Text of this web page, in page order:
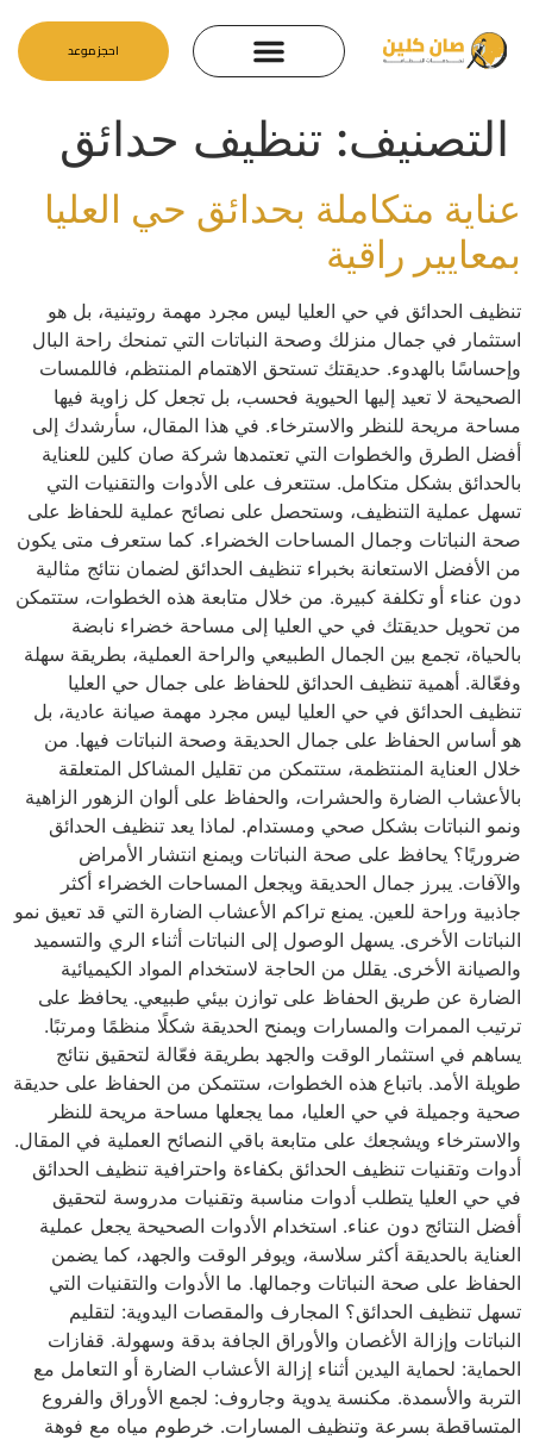
احجز موعد
التصنيف: تنظيف حدائق
عناية متكاملة بحدائق حي العليا
بمعايير راقية
تنظيف الحدائق في حي العليا ليس مجرد مهمة روتينية، بل هو
استثمار في جمال منزلك وصحة النباتات التي تمنحك راحة البال
وإحساسًا بالهدوء. حديقتك تستحق الاهتمام المنتظم، فاللمسات
الصحيحة لا تعيد إليها الحيوية فحسب، بل تجعل كل زاوية فيها
مساحة مريحة للنظر والاسترخاء. في هذا المقال، سأرشدك إلى
أفضل الطرق والخطوات التي تعتمدها شركة صان كلين للعناية
بالحدائق بشكل متكامل. ستتعرف على الأدوات والتقنيات التي
تسهل عملية التنظيف، وستحصل على نصائح عملية للحفاظ على
صحة النباتات وجمال المساحات الخضراء. كما ستعرف متى يكون
من الأفضل الاستعانة بخبراء تنظيف الحدائق لضمان نتائج مثالية
دون عناء أو تكلفة كبيرة. من خلال متابعة هذه الخطوات، ستتمكن
من تحويل حديقتك في حي العليا إلى مساحة خضراء نابضة
بالحياة، تجمع بين الجمال الطبيعي والراحة العملية، بطريقة سهلة
وفعّالة. أهمية تنظيف الحدائق للحفاظ على جمال حي العليا
تنظيف الحدائق في حي العليا ليس مجرد مهمة صيانة عادية، بل
هو أساس الحفاظ على جمال الحديقة وصحة النباتات فيها. من
خلال العناية المنتظمة، ستتمكن من تقليل المشاكل المتعلقة
بالأعشاب الضارة والحشرات، والحفاظ على ألوان الزهور الزاهية
ونمو النباتات بشكل صحي ومستدام. لماذا يعد تنظيف الحدائق
ضروريًا؟ يحافظ على صحة النباتات ويمنع انتشار الأمراض
والآفات. يبرز جمال الحديقة ويجعل المساحات الخضراء أكثر
جاذبية وراحة للعين. يمنع تراكم الأعشاب الضارة التي قد تعيق نمو
النباتات الأخرى. يسهل الوصول إلى النباتات أثناء الري والتسميد
والصيانة الأخرى. يقلل من الحاجة لاستخدام المواد الكيميائية
الضارة عن طريق الحفاظ على توازن بيئي طبيعي. يحافظ على
ترتيب الممرات والمسارات ويمنح الحديقة شكلًا منظمًا ومرتبًا.
يساهم في استثمار الوقت والجهد بطريقة فعّالة لتحقيق نتائج
طويلة الأمد. باتباع هذه الخطوات، ستتمكن من الحفاظ على حديقة
صحية وجميلة في حي العليا، مما يجعلها مساحة مريحة للنظر
والاسترخاء ويشجعك على متابعة باقي النصائح العملية في المقال.
أدوات وتقنيات تنظيف الحدائق بكفاءة واحترافية تنظيف الحدائق
في حي العليا يتطلب أدوات مناسبة وتقنيات مدروسة لتحقيق
أفضل النتائج دون عناء. استخدام الأدوات الصحيحة يجعل عملية
العناية بالحديقة أكثر سلاسة، ويوفر الوقت والجهد، كما يضمن
الحفاظ على صحة النباتات وجمالها. ما الأدوات والتقنيات التي
تسهل تنظيف الحدائق؟ المجارف والمقصات اليدوية: لتقليم
النباتات وإزالة الأغصان والأوراق الجافة بدقة وسهولة. قفازات
الحماية: لحماية اليدين أثناء إزالة الأعشاب الضارة أو التعامل مع
التربة والأسمدة. مكنسة يدوية وجاروف: لجمع الأوراق والفروع
المتساقطة بسرعة وتنظيف المسارات. خرطوم مياه مع فوهة